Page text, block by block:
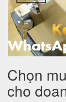
Chọn
cho